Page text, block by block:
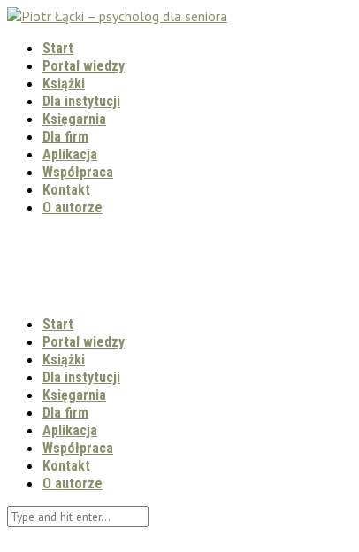
Start
Portal wiedzy
Książki
Dla instytucji
Księgarnia
Dla firm
Aplikacja
Współpraca
Kontakt
O autorze
Start
Portal wiedzy
Książki
Dla instytucji
Księgarnia
Dla firm
Aplikacja
Współpraca
Kontakt
O autorze